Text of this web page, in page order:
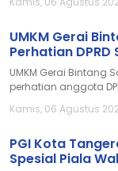
UMKM Gerai
Perhatian
UMKM Gerai Bintang
perhatian anggota
Kamis, 06 Agustus
PGI Kota
Spesial Piala